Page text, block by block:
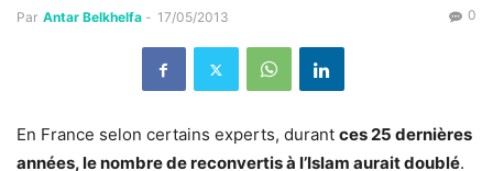
Par Antar Belkhelfa - 17/05/2013 0
En France selon certains experts, durant ces 25 dernières
années, le nombre de reconvertis à l’Islam aurait doublé.